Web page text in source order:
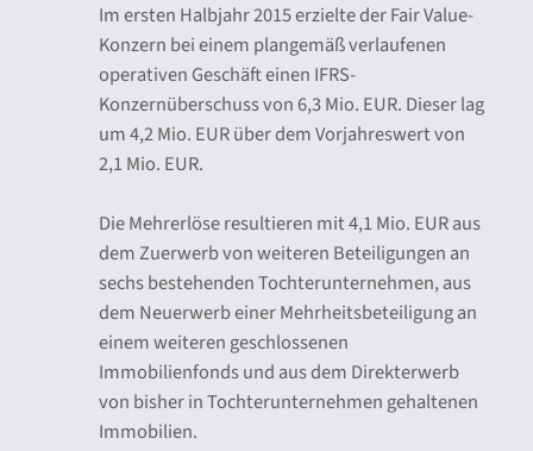
Im ersten Halbjahr 2015 erzielte der Fair Value-
Konzern bei einem plangemäß verlaufenen
operativen Geschäft einen IFRS-
Konzernüberschuss von 6,3 Mio. EUR. Dieser lag
um 4,2 Mio. EUR über dem Vorjahreswert von
2,1 Mio. EUR.
Die Mehrerlöse resultieren mit 4,1 Mio. EUR aus
dem Zuerwerb von weiteren Beteiligungen an
sechs bestehenden Tochterunternehmen, aus
dem Neuerwerb einer Mehrheitsbeteiligung an
einem weiteren geschlossenen
Immobilienfonds und aus dem Direkterwerb
von bisher in Tochterunternehmen gehaltenen
Immobilien.